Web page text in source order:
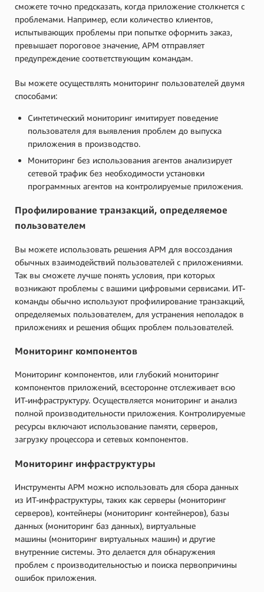
сможете точно предсказать, когда приложение столкнется с
проблемами. Например, если количество клиентов,
испытывающих проблемы при попытке оформить заказ,
превышает пороговое значение, APM отправляет
предупреждение соответствующим командам.
Вы можете осуществлять мониторинг пользователей двумя
способами:
Синтетический мониторинг имитирует поведение
пользователя для выявления проблем до выпуска
приложения в производство.
Мониторинг без использования агентов анализирует
сетевой трафик без необходимости установки
программных агентов на контролируемые приложения.
Профилирование транзакций, определяемое
пользователем
Вы можете использовать решения APM для воссоздания
обычных взаимодействий пользователей с приложениями.
Так вы сможете лучше понять условия, при которых
возникают проблемы с вашими цифровыми сервисами. ИТ-
команды обычно используют профилирование транзакций,
определяемых пользователем, для устранения неполадок в
приложениях и решения общих проблем пользователей.
Мониторинг компонентов
Мониторинг компонентов, или глубокий мониторинг
компонентов приложений, всесторонне отслеживает всю
ИТ-инфраструктуру. Осуществляется мониторинг и анализ
полной производительности приложения. Контролируемые
ресурсы включают использование памяти, серверов,
загрузку процессора и сетевых компонентов.
Мониторинг инфраструктуры
Инструменты APM можно использовать для сбора данных
из ИТ-инфраструктуры, таких как серверы (мониторинг
серверов), контейнеры (мониторинг контейнеров), базы
данных (мониторинг баз данных), виртуальные
машины (мониторинг виртуальных машин) и другие
внутренние системы. Это делается для обнаружения
проблем с производительностью и поиска первопричины
ошибок приложения.